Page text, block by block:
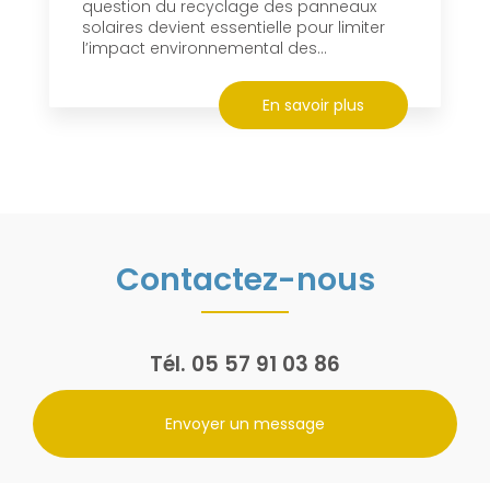
question du recyclage des panneaux
solaires devient essentielle pour limiter
l’impact environnemental des...
En savoir plus
Contactez-nous
Tél. 05 57 91 03 86
Envoyer un message